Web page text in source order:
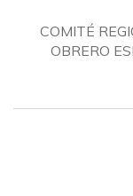
COMITÉ
OBRERO